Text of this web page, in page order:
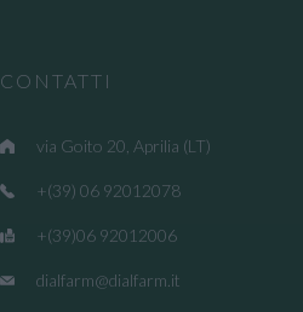
CONTATTI
via Goito 20, Aprilia (LT)
+(39) 06 92012078
+(39)06 92012006
dialfarm@dialfarm.it